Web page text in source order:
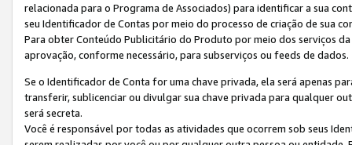
relacionada para o Programa de Associados) para identificar a sua
seu Identificador de Contas por meio do processo de criação de sua
Para obter Conteúdo Publicitário do Produto por meio dos serviços
aprovação, conforme necessário, para subserviços ou feeds de dados.
Se o Identificador de Conta for uma chave privada, ela será apenas
transferir, sublicenciar ou divulgar sua chave privada para qualquer
será secreta.
Você é responsável por todas as atividades que ocorrem sob seus